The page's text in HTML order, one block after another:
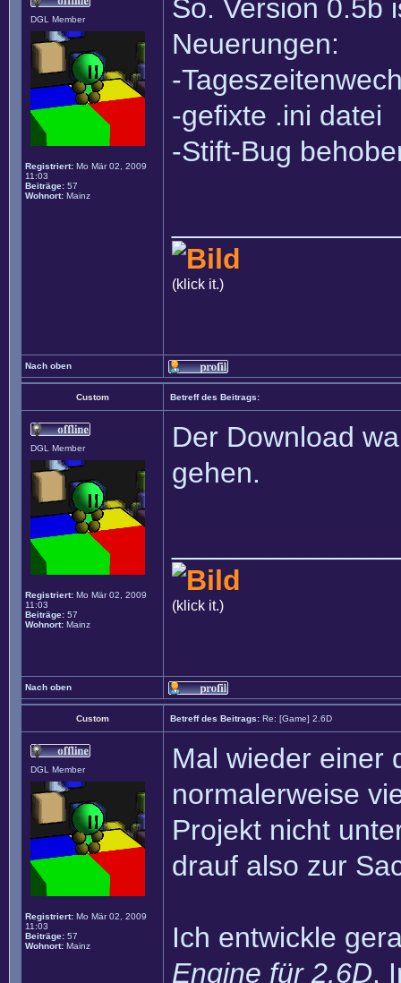
DGL Member
Registriert: Mo Mär 02, 2009
11:03
Beiträge: 57
Wohnort: Mainz
So. Version 0.5b
Neuerungen:
-
-gefixte .ini datei
-Stift-Bug
(klick it.)
Nach oben
Custom Betreff des Beitrags:
DGL Member
Registriert: Mo Mär 02, 2009
11:03
Beiträge: 57
Wohnort: Mainz
Der Download
gehen.
(klick it.)
Nach oben
Custom Betreff des Beitrags: Re: [Game] 2.6D
DGL Member
Registriert: Mo Mär 02, 2009
11:03
Beiträge: 57
Wohnort: Mainz
Mal wieder einer
normalerweise
Projekt nicht
drauf also zur
Ich entwickle
Engine für 2.6D.